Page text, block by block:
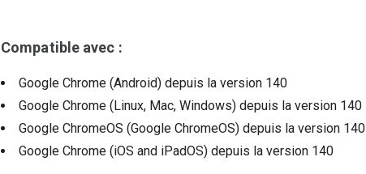
Compatible avec :
Google Chrome (Android) depuis la version 140
Google Chrome (Linux, Mac, Windows) depuis la version 140
Google ChromeOS (Google ChromeOS) depuis la version 140
Google Chrome (iOS and iPadOS) depuis la version 140